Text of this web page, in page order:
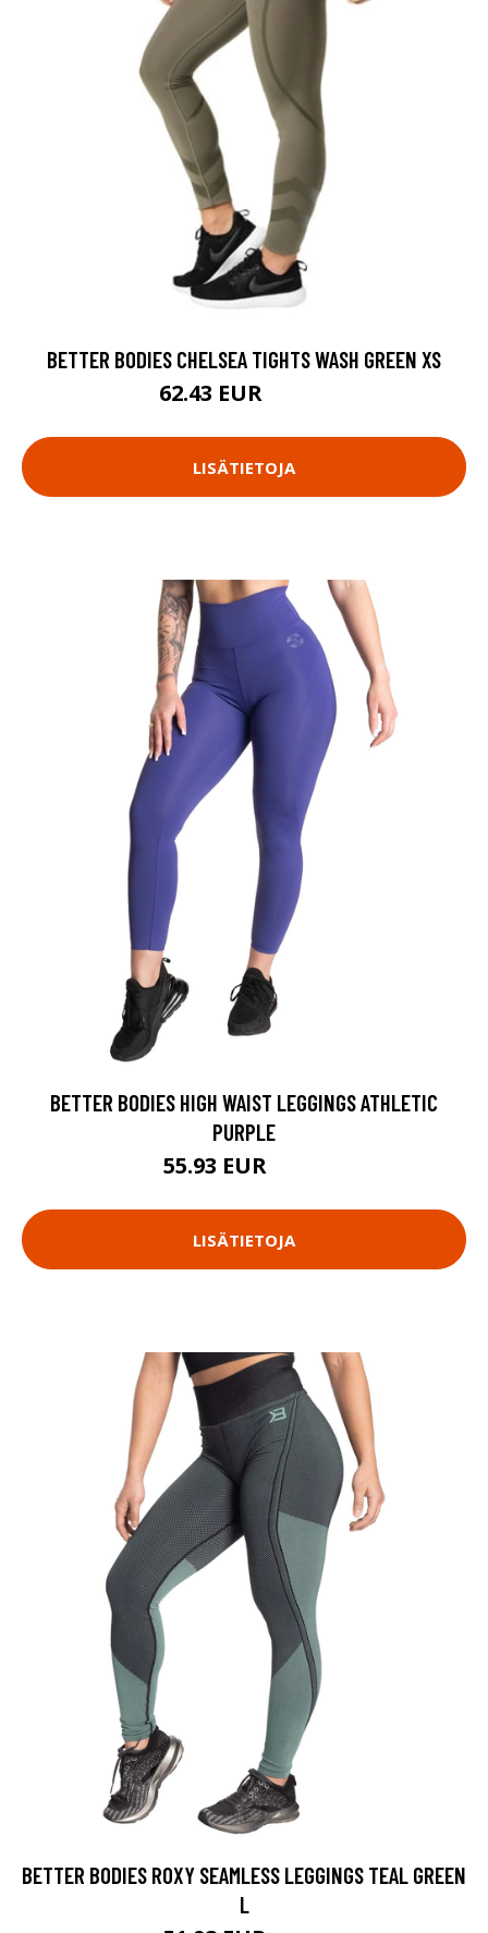
BETTER BODIES CHELSEA TIGHTS WASH GREEN XS
62.43 EUR
LISÄTIETOJA
BETTER BODIES HIGH WAIST LEGGINGS ATHLETIC
PURPLE
55.93 EUR
LISÄTIETOJA
BETTER BODIES ROXY SEAMLESS LEGGINGS TEAL GREEN
L